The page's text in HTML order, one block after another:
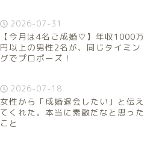
2026-07-31
【今月は4名ご成婚♡】年収1000万
円以上の男性2名が、同じタイミン
グでプロポーズ！
2026-07-18
女性から「成婚退会したい」と伝え
てくれた。本当に素敵だなと思った
こと